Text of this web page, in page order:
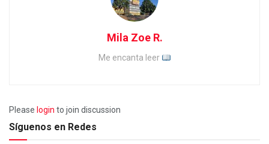
Mila Zoe R.
Me encanta leer
Please login to join discussion
Síguenos en Redes